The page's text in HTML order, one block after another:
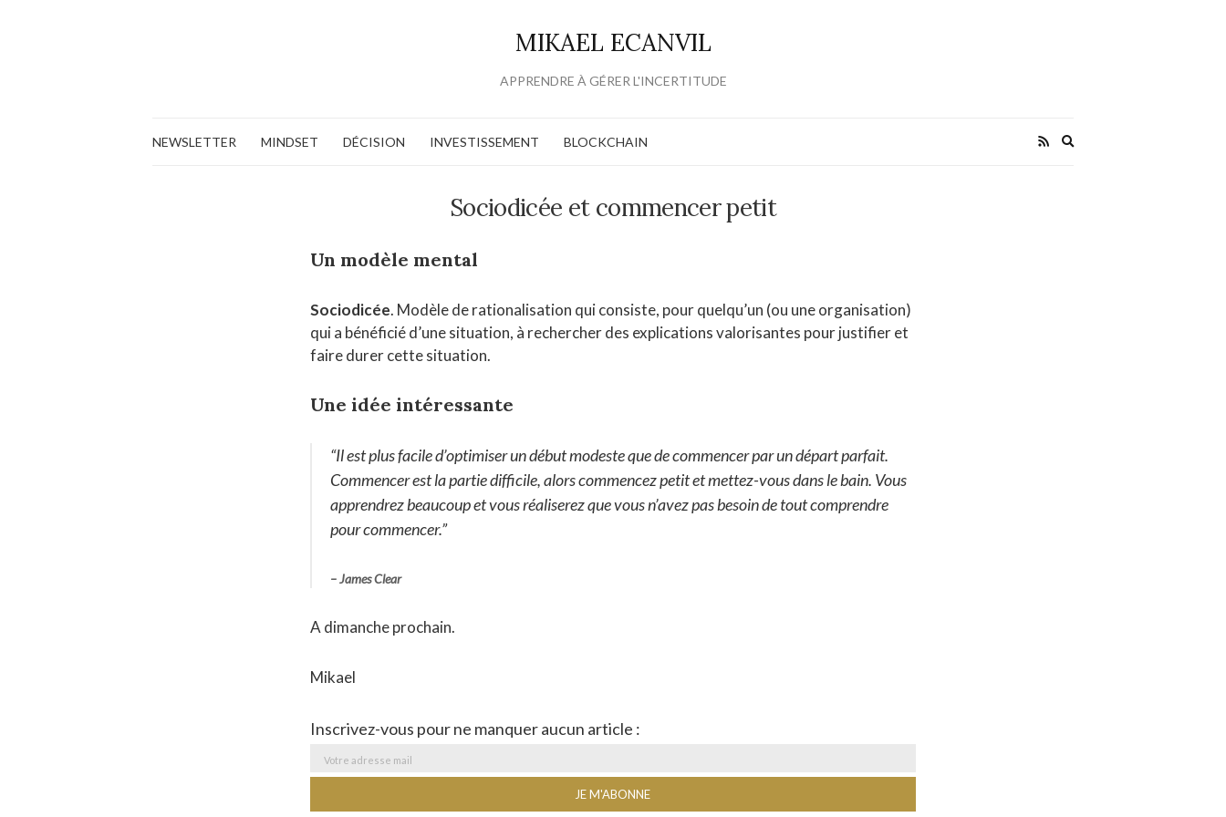
MIKAEL ECANVIL
APPRENDRE À GÉRER L'INCERTITUDE
NEWSLETTER MINDSET DÉCISION INVESTISSEMENT BLOCKCHAIN
Sociodicée et commencer petit
Un modèle mental
Sociodicée. Modèle de rationalisation qui consiste, pour quelqu’un (ou une organisation)
qui a bénéficié d’une situation, à rechercher des explications valorisantes pour justifier et
faire durer cette situation.
Une idée intéressante
“Il est plus facile d’optimiser un début modeste que de commencer par un départ parfait.
Commencer est la partie difficile, alors commencez petit et mettez-vous dans le bain. Vous
apprendrez beaucoup et vous réaliserez que vous n’avez pas besoin de tout comprendre
pour commencer.”
– James Clear
A dimanche prochain.
Mikael
Inscrivez-vous pour ne manquer aucun article :